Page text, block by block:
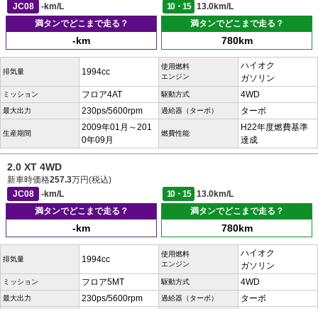
JC08
-km/L 10・15
13.0km/L
満タンでどこまで走る？
-km
満タンでどこまで走る？
780km
排気量 1994cc
使用燃料
エンジン
ハイオク
ガソリン
ミッション フロア4AT 駆動方式 4WD
最大出力 230ps/5600rpm 過給器（ターボ） ターボ
生産期間
2009年01月～201
0年09月
燃費性能
H22年度燃費基準
達成
2.0 XT 4WD
新車時価格257.3万円(税込)
JC08
-km/L 10・15
13.0km/L
満タンでどこまで走る？
-km
満タンでどこまで走る？
780km
排気量 1994cc
使用燃料
エンジン
ハイオク
ガソリン
ミッション フロア5MT 駆動方式 4WD
最大出力 230ps/5600rpm 過給器（ターボ） ターボ